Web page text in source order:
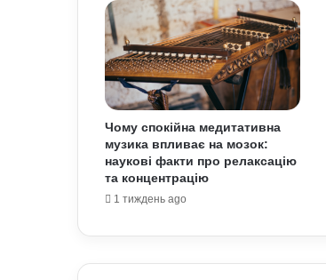
Чому спокійна медитативна
музика впливає на мозок:
наукові факти про релаксацію
та концентрацію
1 тиждень ago